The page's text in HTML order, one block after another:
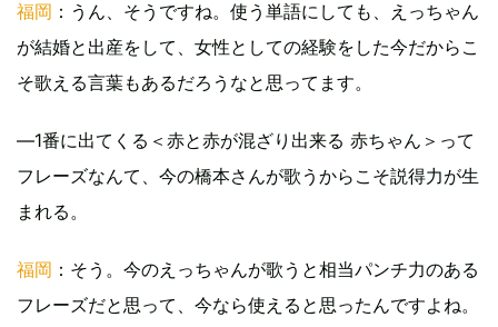
福岡 ：うん、そうですね。使う単語にしても、えっちゃん
が結婚と出産をして、女性としての経験をした今だからこ
そ歌える言葉もあるだろうなと思ってます。
―1番に出てくる＜赤と赤が混ざり出来る 赤ちゃん＞って
フレーズなんて、今の橋本さんが歌うからこそ説得力が生
まれる。
福岡 ：そう。今のえっちゃんが歌うと相当パンチ力のある
フレーズだと思って、今なら使えると思ったんですよね。